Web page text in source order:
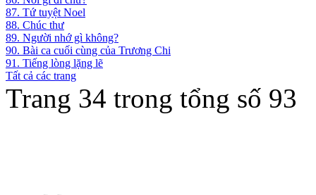
87. Tứ tuyệt Noel
88. Chúc thư
89. Người nhớ gì không?
90. Bài ca cuối cùng của Trương Chi
91. Tiếng lòng lặng lẽ
Tất cả các trang
Trang 34 trong tổng số 93